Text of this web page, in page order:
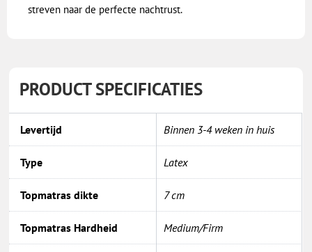
streven naar de perfecte nachtrust.
PRODUCT SPECIFICATIES
Levertijd Binnen 3-4 weken in huis
Type Latex
Topmatras dikte 7 cm
Topmatras Hardheid Medium/Firm